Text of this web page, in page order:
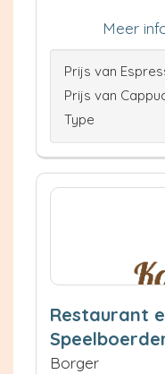
Meer
Prijs van
Prijs van
Type
Restaurant
Borger